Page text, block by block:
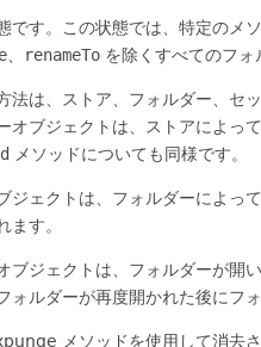
です。この状態では、特定の
renameTo を除くすべてのフォ
法は、ストア、フォルダー、セ
オブジェクトは、ストアによっ
メソッドについても同様です。
ジェクトは、フォルダーによっ
ます。
ブジェクトは、フォルダーが開
ォルダーが再度開かれた後にフ
メソッドを使用して消去